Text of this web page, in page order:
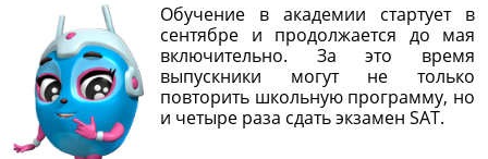
Обучение в академии стартует в
сентябре и продолжается до мая
включительно. За это время
выпускники могут не только
повторить школьную программу, но
и четыре раза сдать экзамен SAT.